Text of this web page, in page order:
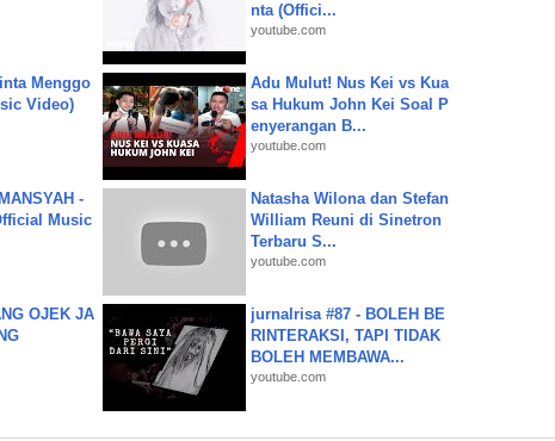
nta (Offici...
youtube.com
Menggo
Video)
Adu Mulut! Nus Kei vs Kua
sa Hukum John Kei Soal P
enyerangan B...
youtube.com
-
Music
Natasha Wilona dan Stefan
William Reuni di Sinetron
Terbaru S...
youtube.com
OJEK JA
jurnalrisa #87 - BOLEH BE
RINTERAKSI, TAPI TIDAK
BOLEH MEMBAWA...
youtube.com